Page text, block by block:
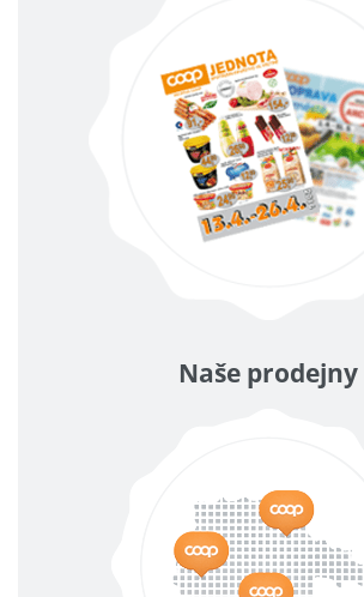
Naše prodejny